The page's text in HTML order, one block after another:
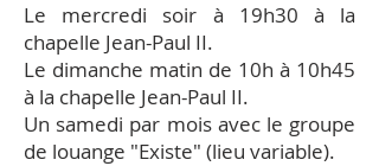
Le mercredi soir à 19h30 à la
chapelle Jean-Paul II.
Le dimanche matin de 10h à 10h45
à la chapelle Jean-Paul II.
Un samedi par mois avec le groupe
de louange "Existe" (lieu variable).